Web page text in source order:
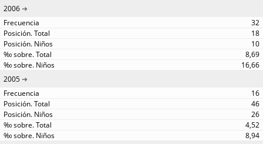
2006
32
18
10
8,69
16,66
2005
16
46
26
4,52
8,94